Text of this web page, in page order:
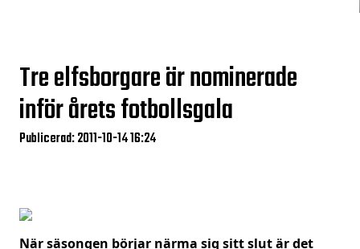
Tre elfsborgare är nominerade
inför årets fotbollsgala
Publicerad: 2011-10-14 16:24
När säsongen börjar närma sig sitt slut är det